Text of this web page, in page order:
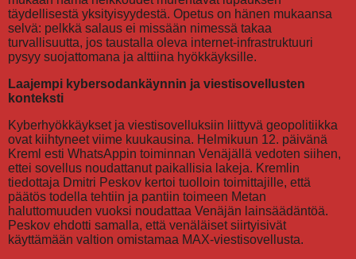
täydellisestä yksityisyydestä. Opetus on hänen mukaansa
selvä: pelkkä salaus ei missään nimessä takaa
turvallisuutta, jos taustalla oleva internet-infrastruktuuri
pysyy suojattomana ja alttiina hyökkäyksille.
Laajempi kybersodankäynnin ja viestisovellusten
konteksti
Kyberhyökkäykset ja viestisovelluksiin liittyvä geopolitiikka
ovat kiihtyneet viime kuukausina. Helmikuun 12. päivänä
Kreml esti WhatsAppin toiminnan Venäjällä vedoten siihen,
ettei sovellus noudattanut paikallisia lakeja. Kremlin
tiedottaja Dmitri Peskov kertoi tuolloin toimittajille, että
päätös todella tehtiin ja pantiin toimeen Metan
haluttomuuden vuoksi noudattaa Venäjän lainsäädäntöä.
Peskov ehdotti samalla, että venäläiset siirtyisivät
käyttämään valtion omistamaa MAX-viestisovellusta.